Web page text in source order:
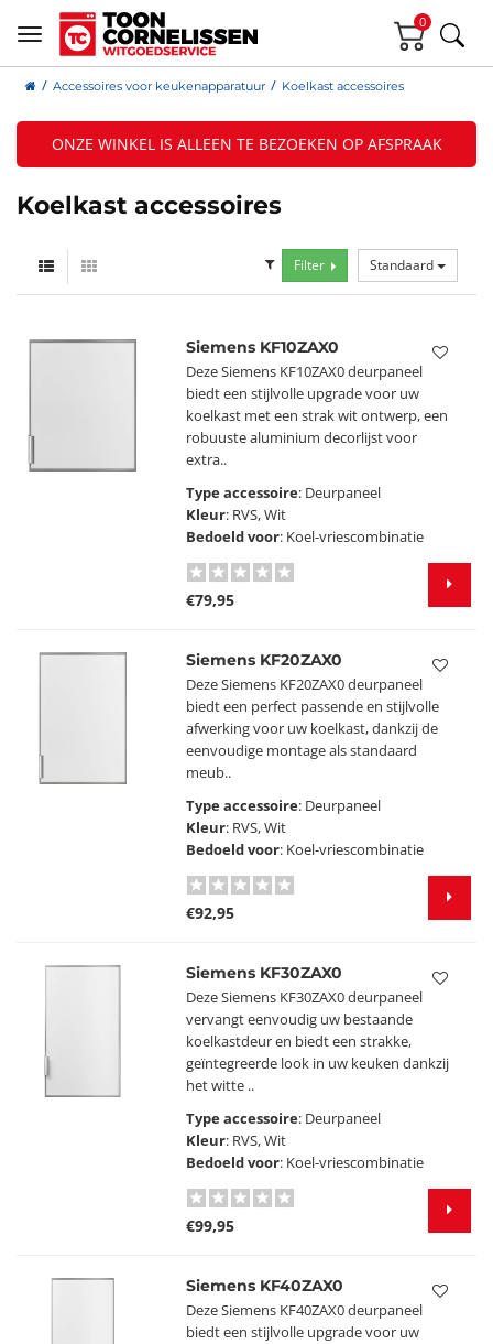
0
Accessoires voor keukenapparatuur Koelkast accessoires
ONZE WINKEL IS ALLEEN TE BEZOEKEN OP AFSPRAAK
Koelkast accessoires
Filter Standaard
Siemens KF10ZAX0
Deze Siemens KF10ZAX0 deurpaneel
biedt een stijlvolle upgrade voor uw
koelkast met een strak wit ontwerp, een
robuuste aluminium decorlijst voor
extra..
Type accessoire: Deurpaneel
Kleur: RVS, Wit
Bedoeld voor: Koel-vriescombinatie
€79,95
Siemens KF20ZAX0
Deze Siemens KF20ZAX0 deurpaneel
biedt een perfect passende en stijlvolle
afwerking voor uw koelkast, dankzij de
eenvoudige montage als standaard
meub..
Type accessoire: Deurpaneel
Kleur: RVS, Wit
Bedoeld voor: Koel-vriescombinatie
€92,95
Siemens KF30ZAX0
Deze Siemens KF30ZAX0 deurpaneel
vervangt eenvoudig uw bestaande
koelkastdeur en biedt een strakke,
geïntegreerde look in uw keuken dankzij
het witte ..
Type accessoire: Deurpaneel
Kleur: RVS, Wit
Bedoeld voor: Koel-vriescombinatie
€99,95
Siemens KF40ZAX0
Deze Siemens KF40ZAX0 deurpaneel
biedt een stijlvolle upgrade voor uw